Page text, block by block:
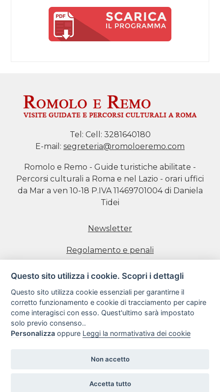
Tel: Cell: 3281640180
E-mail: segreteria@romoloeremo.com
Romolo e Remo - Guide turistiche abilitate -
Percorsi culturali a Roma e nel Lazio - orari uffici
da Mar a ven 10-18 P.IVA 11469701004 di Daniela
Tidei
Newsletter
Regolamento e penali
Prenotazione visite
Informativa estesa sull'uso dei Cookie
Informativa sulla Privacy
Condizioni di utilizzo del sito web
Realizzazione siti web
Questo sito utilizza i cookie. Scopri i dettagli
Questo sito utilizza cookie essenziali per garantirne il
corretto funzionamento e cookie di tracciamento per capire
come interagisci con esso. Quest'ultimo sarà impostato
solo previo consenso..
Personalizza oppure Leggi la normativativa dei cookie
Non accetto
Accetta tutto